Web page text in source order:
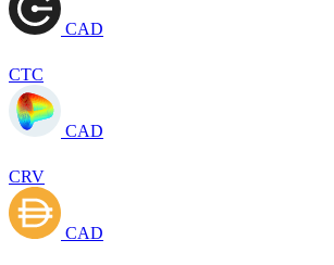
CAD
CTC
CAD
CRV
CAD